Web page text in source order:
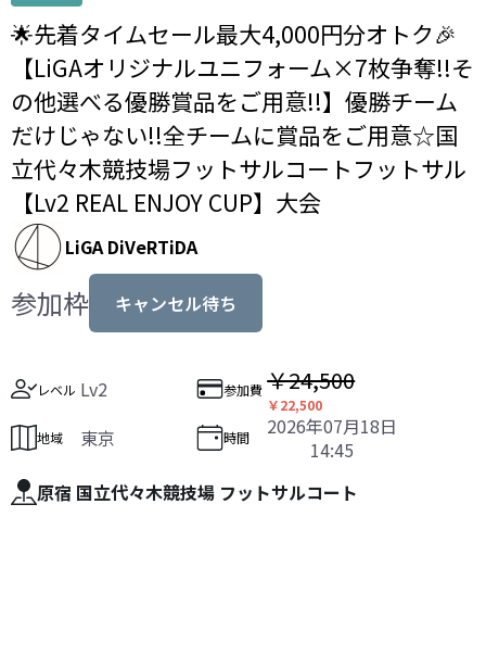
原宿 国立代々木競技場 フットサルコート
🌟先着タイムセール最大4,000円分オトク🎉
【LiGAオリジナルユニフォーム×7枚争奪!!そ
の他選べる優勝賞品をご用意!!】優勝チーム
だけじゃない!!全チームに賞品をご用意☆国
立代々木競技場フットサルコートフットサル
【Lv2 REAL ENJOY CUP】大会
LiGA DiVeRTiDA
参加枠 キャンセル待ち
レベル Lv2 参加費 ￥24,500
￥22,500
地域
東京 時間
2026年07月18日
14:45